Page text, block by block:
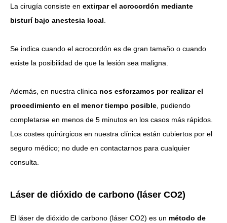
La cirugía consiste en extirpar el acrocordón mediante
bisturí bajo anestesia local
Se indica cuando el acrocordón es de gran tamaño o cuando
existe la posibilidad de que la lesión sea maligna.
Además, en nuestra clínica nos esforzamos por realizar el
procedimiento en el menor tiempo posible , pudiendo
completarse en menos de 5 minutos en los casos más rápidos.
Los costes quirúrgicos en nuestra clínica están cubiertos por el
seguro médico; no dude en contactarnos para cualquier
consulta.
Láser de dióxido de carbono (láser CO2)
El láser de dióxido de carbono (láser CO2) es un método de